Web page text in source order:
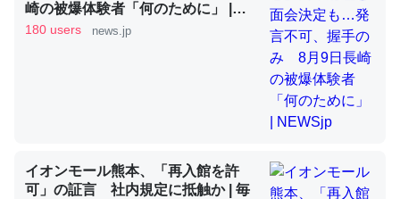
論文では「淡水はカルシウムも酸素も不足してて両方に不
利だから両方が拮抗してるのでは」とあって面白い。海に
いる鋏角類（カブトガニ・ウミグモ）はカルシウムを使わ
─ニュース :: 【研究発表】昆虫学の大問題＝「昆虫はなぜ海にいな
いのか」に関する新仮説
崎の被爆体験者「何のために」 |
NEWSjp
180 users news.jp
イオンモール熊本、「再入館を許
可」の証言 社内規定に抵触か | 毎